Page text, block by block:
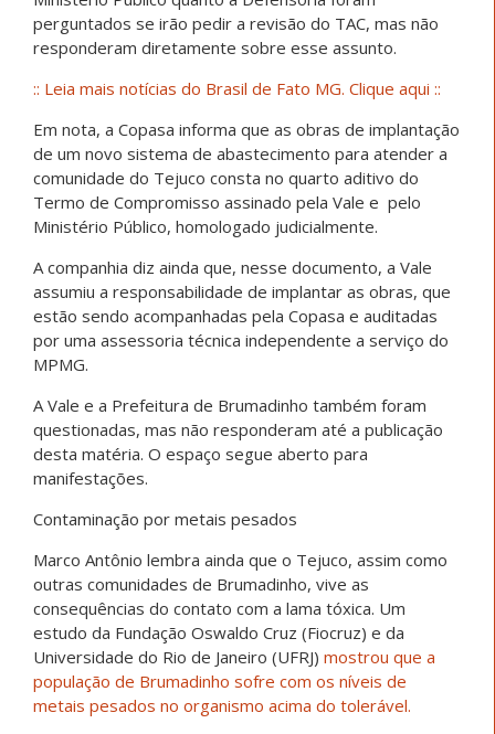
perguntados se irão pedir a revisão do TAC, mas não
responderam diretamente sobre esse assunto.
:: Leia mais notícias do Brasil de Fato MG. Clique aqui ::
Em nota, a Copasa informa que as obras de implantação
de um novo sistema de abastecimento para atender a
comunidade do Tejuco consta no quarto aditivo do
Termo de Compromisso assinado pela Vale e pelo
Ministério Público, homologado judicialmente.
A companhia diz ainda que, nesse documento, a Vale
assumiu a responsabilidade de implantar as obras, que
estão sendo acompanhadas pela Copasa e auditadas
por uma assessoria técnica independente a serviço do
MPMG.
A Vale e a Prefeitura de Brumadinho também foram
questionadas, mas não responderam até a publicação
desta matéria. O espaço segue aberto para
manifestações.
Contaminação por metais pesados
Marco Antônio lembra ainda que o Tejuco, assim como
outras comunidades de Brumadinho, vive as
consequências do contato com a lama tóxica. Um
estudo da Fundação Oswaldo Cruz (Fiocruz) e da
Universidade do Rio de Janeiro (UFRJ) mostrou que a
população de Brumadinho sofre com os níveis de
metais pesados no organismo acima do tolerável.